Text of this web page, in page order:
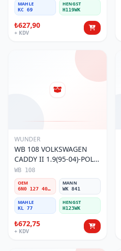
MAHLE
KC 69
HENGST
H119WK
₺627,90
+ KDV
WUNDER
WB 108 VOLKSWAGEN
CADDY II 1.9(95-04)-POLO
III 1.9TDI 6N0 127 401 C
Yakıt/Mazot Filtresi
WB 108
OEM
6N0 127 401 C
MANN
WK 841
MAHLE
KL 77
HENGST
H123WK
₺672,75
+ KDV